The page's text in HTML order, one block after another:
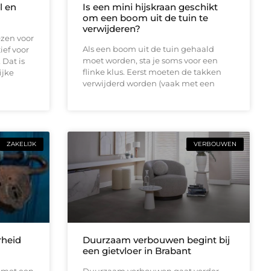
en
voor
voor
Dat is
Is een mini hijskraan geschikt
om een boom uit de tuin te
verwijderen?
Als een boom uit de tuin gehaald
moet worden, sta je soms voor een
flinke klus. Eerst moeten de takken
verwijderd worden (vaak met een
ZAKELIJK VERBOUWEN
Duurzaam verbouwen begint bij
een gietvloer in Brabant